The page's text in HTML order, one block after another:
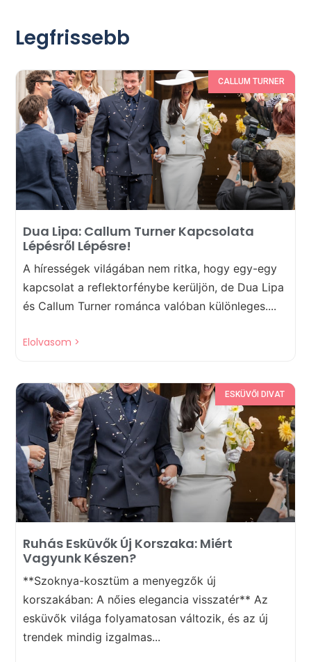
Legfrissebb
CALLUM TURNER
Dua Lipa: Callum Turner Kapcsolata
Lépésről Lépésre!
A hírességek világában nem ritka, hogy egy-egy
kapcsolat a reflektorfénybe kerüljön, de Dua Lipa
és Callum Turner románca valóban különleges....
Elolvasom >
ESKÜVŐI DIVAT
Ruhás Esküvők Új Korszaka: Miért
Vagyunk Készen?
**Szoknya-kosztüm a menyegzők új
korszakában: A nőies elegancia visszatér** Az
esküvők világa folyamatosan változik, és az új
trendek mindig izgalmas...